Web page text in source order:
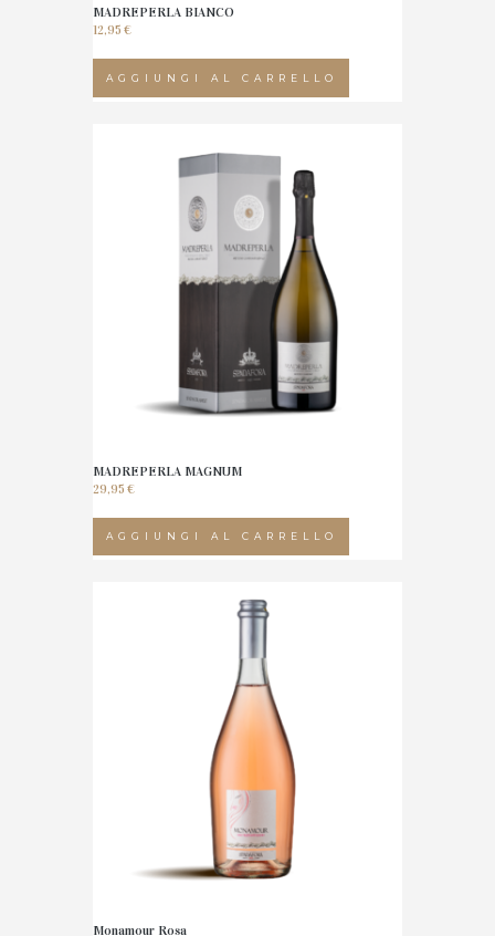
MADREPERLA BIANCO
12,95 €
AGGIUNGI AL CARRELLO
MADREPERLA MAGNUM
29,95 €
AGGIUNGI AL CARRELLO
Monamour Rosa